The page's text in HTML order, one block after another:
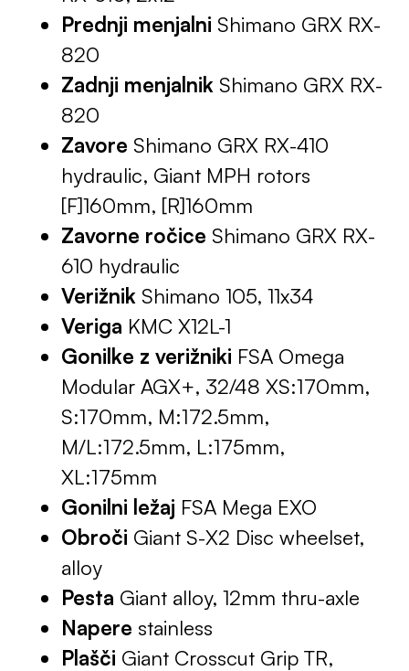
Prednji menjalni Shimano GRX RX-
820
Zadnji menjalnik Shimano GRX RX-
820
Zavore Shimano GRX RX-410
hydraulic, Giant MPH rotors
[F]160mm, [R]160mm
Zavorne ročice Shimano GRX RX-
610 hydraulic
Verižnik Shimano 105, 11x34
Veriga KMC X12L-1
Gonilke z verižniki FSA Omega
Modular AGX+, 32/48 XS:170mm,
S:170mm, M:172.5mm,
M/L:172.5mm, L:175mm,
XL:175mm
Gonilni ležaj FSA Mega EXO
Obroči Giant S-X2 Disc wheelset,
alloy
Pesta Giant alloy, 12mm thru-axle
Napere stainless
Plašči Giant Crosscut Grip TR,